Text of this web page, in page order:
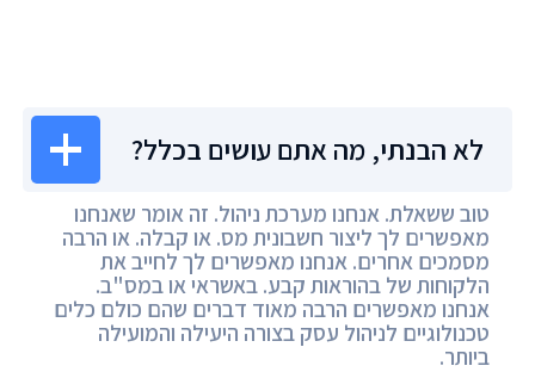
לא הבנתי, מה אתם עושים בכלל?
טוב ששאלת. אנחנו מערכת ניהול. זה אומר שאנחנו
מאפשרים לך ליצור חשבונית מס. או קבלה. או הרבה
מסמכים אחרים. אנחנו מאפשרים לך לחייב את
הלקוחות של בהוראות קבע. באשראי או במס"ב.
אנחנו מאפשרים הרבה מאוד דברים שהם כולם כלים
טכנולוגיים לניהול עסק בצורה היעילה והמועילה
ביותר.